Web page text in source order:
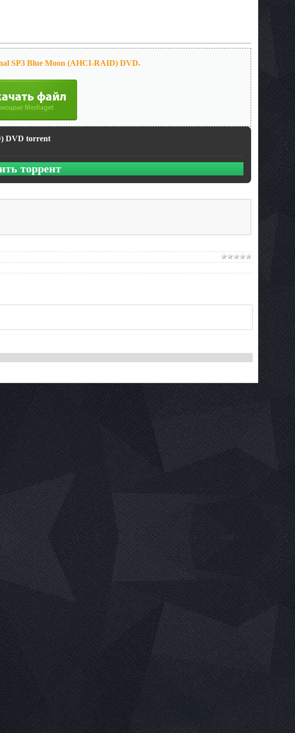
SP3 Blue Moon (AHCI-RAID) DVD.
DVD torrent
торрент